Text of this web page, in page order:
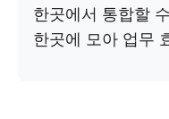
한곳에서 통합할
한곳에 모아 업무